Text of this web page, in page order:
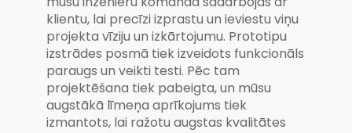
klientu, lai precīzi izprastu un ieviestu viņu
projekta vīziju un izkārtojumu. Prototipu
izstrādes posmā tiek izveidots funkcionāls
paraugs un veikti testi. Pēc tam
projektēšana tiek pabeigta, un mūsu
augstākā līmeņa aprīkojums tiek
izmantots, lai ražotu augstas kvalitātes